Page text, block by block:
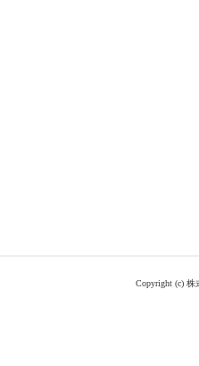
Copyright (c)